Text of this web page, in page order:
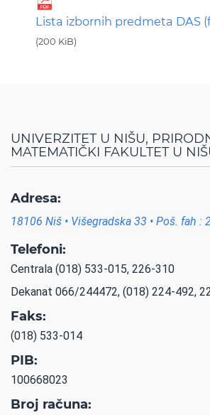
Lista izbornih predmeta DAS
(200 KiB)
UNIVERZITET U NIŠU,
MATEMATIČKI FAKULTET U
Adresa:
18106 Niš • Višegradska 33 • Poš. fah :
Telefoni:
Centrala (018) 533-015, 226-310
Dekanat 066/244472, (018) 224-492,
Faks:
(018) 533-014
PIB:
100668023
Broj računa: